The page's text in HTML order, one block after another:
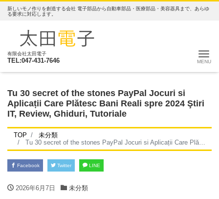
新しいモノ作りを創造する会社 電子部品から自動車部品・医療部品・美容器具まで、あらゆ
る要求に対応します。
有限会社太田電子
TEL:047-431-7646 ナ
Tu 30 secret of the stones PayPal Jocuri si
Aplicații Care Plătesc Bani Reali spre 2024 Ştiri
IT, Review, Ghiduri, Tutoriale
TOP
未分類
Tu 30 secret of the stones PayPal Jocuri si Aplicații Care Plătesc Bani Reali spre 2024 Ştiri IT, Review, Ghiduri, Tutoriale
Facebook Twitter LINE
2026年6月7日 未分類